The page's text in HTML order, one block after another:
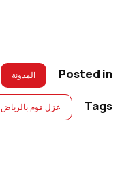
Posted in المدونة
Tags عزل فوم بالرياض